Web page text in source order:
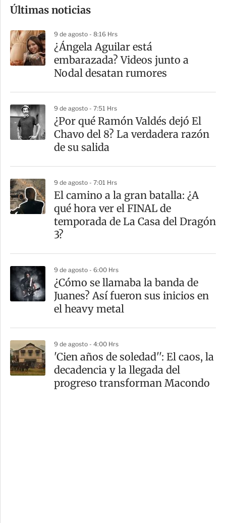
m
a
r
t
Últimas noticias
9 de agosto - 8:16 Hrs
¿Ángela Aguilar está
embarazada? Videos junto a
Nodal desatan rumores
9 de agosto - 7:51 Hrs
¿Por qué Ramón Valdés dejó El
Chavo del 8? La verdadera razón
de su salida
9 de agosto - 7:01 Hrs
El camino a la gran batalla: ¿A
qué hora ver el FINAL de
temporada de La Casa del Dragón
3?
9 de agosto - 6:00 Hrs
¿Cómo se llamaba la banda de
Juanes? Así fueron sus inicios en
el heavy metal
9 de agosto - 4:00 Hrs
'Cien años de soledad'': El caos, la
decadencia y la llegada del
progreso transforman Macondo